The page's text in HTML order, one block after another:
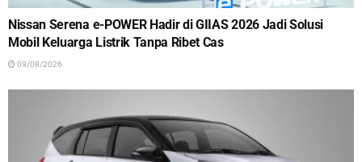
Nissan Serena e-POWER Hadir di GIIAS 2026 Jadi Solusi
Mobil Keluarga Listrik Tanpa Ribet Cas
09/08/2026